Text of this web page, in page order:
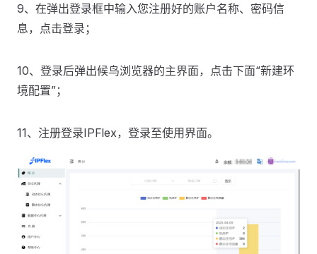
9、在弹出登录框中输入您注册好的账户名称、密码信
息，点击登录；
10、登录后弹出候鸟浏览器的主界面，点击下面“新建环
境配置”；
11、注册登录IPFlex，登录至使用界面。